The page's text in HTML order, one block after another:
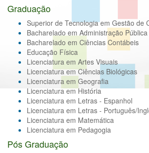
Graduação
Superior de Tecnologia em Gestão de
Bacharelado em Administração Pública
Bacharelado em Ciências Contábeis
Educação Física
Licenciatura em Artes Visuais
Licenciatura em Ciências Biológicas
Licenciatura em Geografia
Licenciatura em História
Licenciatura em Letras - Espanhol
Licenciatura em Letras - Português/
Licenciatura em Matemática
Licenciatura em Pedagogia
Pós Graduação